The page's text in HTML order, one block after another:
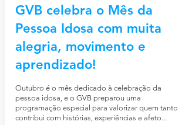
GVB celebra o Mês da
Pessoa Idosa com muita
alegria, movimento e
aprendizado!
Outubro é o mês dedicado à celebração da
pessoa idosa, e o GVB preparou uma
programação especial para valorizar quem tanto
contribui com histórias, experiências e afeto...